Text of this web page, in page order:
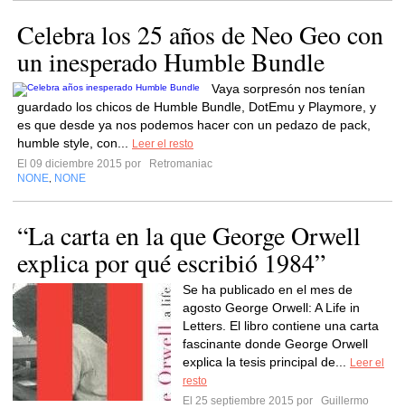
Celebra los 25 años de Neo Geo con
un inesperado Humble Bundle
Vaya sorpresón nos tenían
guardado los chicos de Humble Bundle, DotEmu y Playmore, y
es que desde ya nos podemos hacer con un pedazo de pack,
humble style, con...
Leer el resto
El 09 diciembre 2015 por
Retromaniac
NONE NONE
“La carta en la que George Orwell
explica por qué escribió 1984”
Se ha publicado en el mes de
agosto George Orwell: A Life in
Letters. El libro contiene una carta
fascinante donde George Orwell
explica la tesis principal de...
Leer el
resto
El 25 septiembre 2015 por
Guillermo